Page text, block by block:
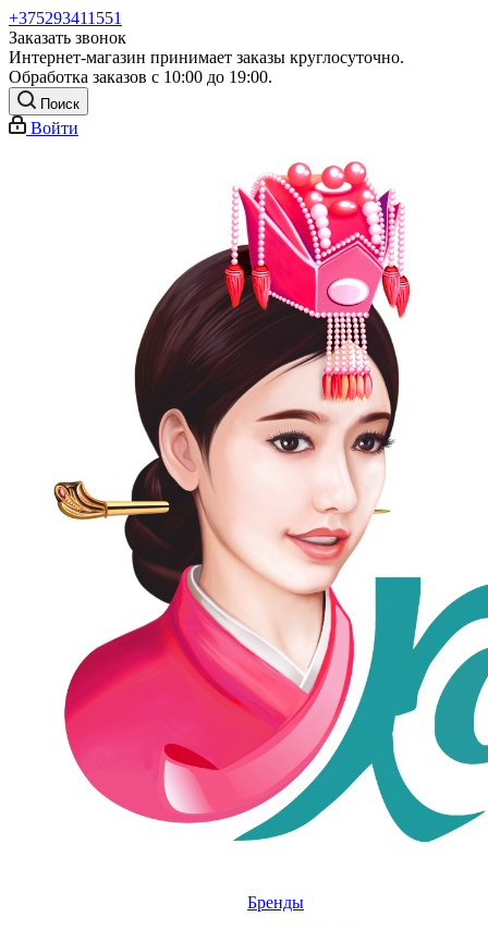
+375293411551
Заказать звонок
Интернет-магазин принимает заказы круглосуточно.
Обработка заказов с 10:00 до 19:00.
Поиск
Войти
Бренды